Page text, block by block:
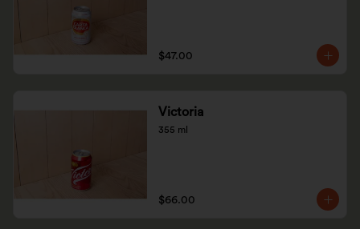
$47.00
Victoria
355 ml
$66.00